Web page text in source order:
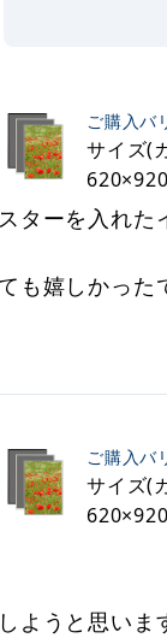
ご購入バ
サイズ(
ターを入れた
嬉しかった
ご購入バ
サイズ(
うと思いま